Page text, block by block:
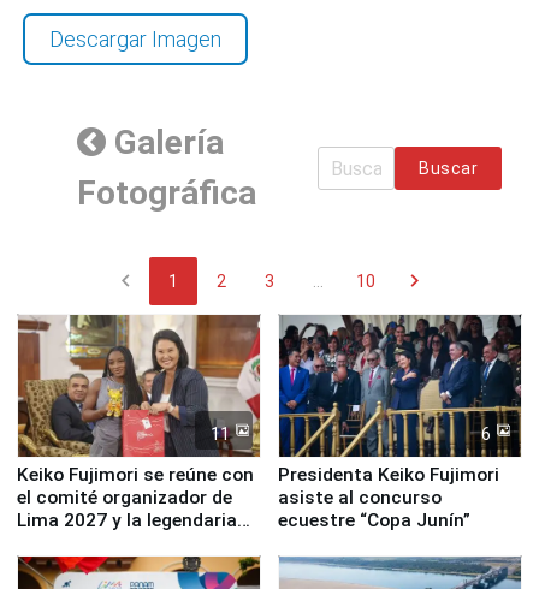
Descargar Imagen
Galería
Fotográfica
Buscar
chevron_left 1 2 3 ... 10 chevron_right
11
Keiko Fujimori se reúne con
el comité organizador de
Lima 2027 y la legendaria
6
Presidenta Keiko Fujimori
asiste al concurso
ecuestre “Copa Junín”